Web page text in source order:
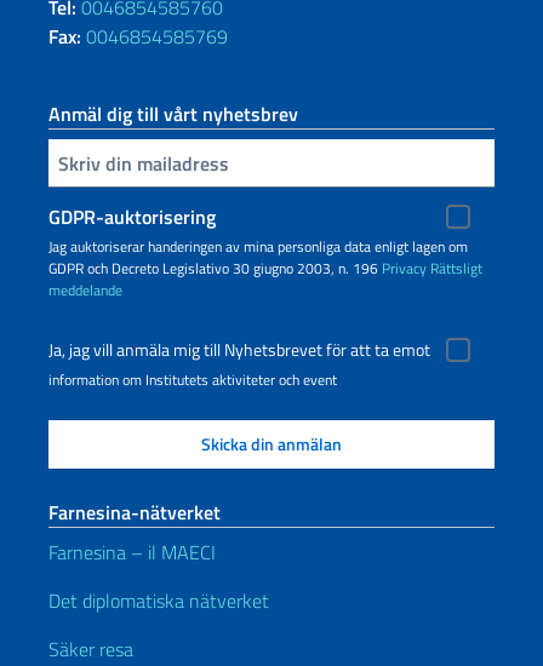
Tel: 0046854585760
Fax: 0046854585769
Anmäl dig till vårt nyhetsbrev
Infoga din e-post
GDPR-auktorisering
Jag auktoriserar handeringen av mina personliga data enligt lagen om
GDPR och Decreto Legislativo 30 giugno 2003, n. 196 Privacy Rättsligt
meddelande
Ja, jag vill anmäla mig till Nyhetsbrevet för att ta emot
information om Institutets aktiviteter och event
Farnesina-nätverket
Farnesina – il MAECI
Det diplomatiska nätverket
Säker resa